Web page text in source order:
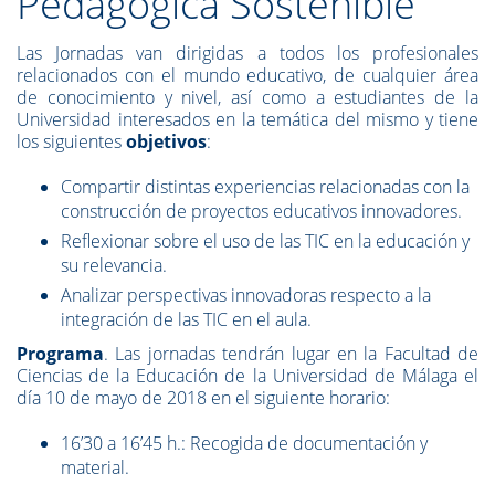
Las Jornadas van dirigidas a todos los profesionales
relacionados con el mundo educativo, de cualquier área
de conocimiento y nivel, así como a estudiantes de la
Universidad interesados en la temática del mismo y tiene
los siguientesobjetivos:
Compartir distintas experiencias relacionadas con la
construcción de proyectos educativos innovadores.
Reflexionar sobre el uso de las TIC en la educación y
su relevancia.
Analizar perspectivas innovadoras respecto a la
integración de las TIC en el aula.
Programa. Las jornadas tendrán lugar en la Facultad de
Ciencias de la Educación de la Universidad de Málaga el
día 10 de mayo de 2018 en el siguiente horario:
16’30 a 16’45 h.: Recogida de documentación y
material.